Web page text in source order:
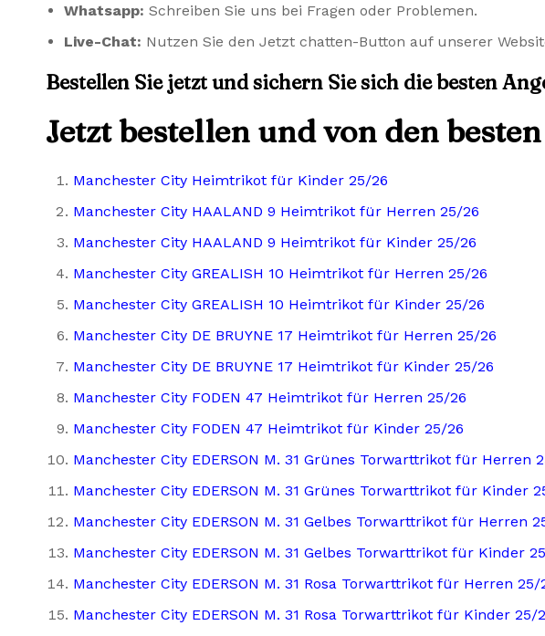
Whatsapp: Schreiben Sie uns bei Fragen oder Problemen.
Live-Chat: Nutzen Sie den Jetzt chatten-Button auf unserer
Bestellen Sie jetzt und sichern Sie sich die besten
Jetzt bestellen und von den
Manchester City Heimtrikot für Kinder 25/26
Manchester City HAALAND 9 Heimtrikot für Herren 25/26
Manchester City HAALAND 9 Heimtrikot für Kinder 25/26
Manchester City GREALISH 10 Heimtrikot für Herren 25/26
Manchester City GREALISH 10 Heimtrikot für Kinder 25/26
Manchester City DE BRUYNE 17 Heimtrikot für Herren 25/26
Manchester City DE BRUYNE 17 Heimtrikot für Kinder 25/26
Manchester City FODEN 47 Heimtrikot für Herren 25/26
Manchester City FODEN 47 Heimtrikot für Kinder 25/26
Manchester City EDERSON M. 31 Grünes Torwarttrikot für Herren
Manchester City EDERSON M. 31 Grünes Torwarttrikot für Kinder
Manchester City EDERSON M. 31 Gelbes Torwarttrikot für Herren
Manchester City EDERSON M. 31 Gelbes Torwarttrikot für Kinder
Manchester City EDERSON M. 31 Rosa Torwarttrikot für Herren 25/
Manchester City EDERSON M. 31 Rosa Torwarttrikot für Kinder 25/